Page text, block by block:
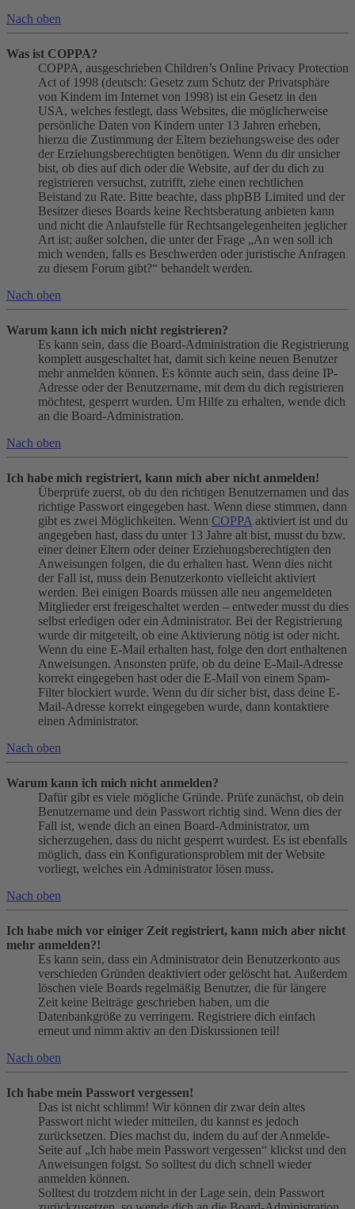
Nach oben
Was ist COPPA?
COPPA, ausgeschrieben Children’s Online Privacy Protection
Act of 1998 (deutsch: Gesetz zum Schutz der Privatsphäre
von Kindern im Internet von 1998) ist ein Gesetz in den
USA, welches festlegt, dass Websites, die möglicherweise
persönliche Daten von Kindern unter 13 Jahren erheben,
hierzu die Zustimmung der Eltern beziehungsweise des oder
der Erziehungsberechtigten benötigen. Wenn du dir unsicher
bist, ob dies auf dich oder die Website, auf der du dich zu
registrieren versuchst, zutrifft, ziehe einen rechtlichen
Beistand zu Rate. Bitte beachte, dass phpBB Limited und der
Besitzer dieses Boards keine Rechtsberatung anbieten kann
und nicht die Anlaufstelle für Rechtsangelegenheiten jeglicher
Art ist; außer solchen, die unter der Frage „An wen soll ich
mich wenden, falls es Beschwerden oder juristische Anfragen
zu diesem Forum gibt?“ behandelt werden.
Nach oben
Warum kann ich mich nicht registrieren?
Es kann sein, dass die Board-Administration die Registrierung
komplett ausgeschaltet hat, damit sich keine neuen Benutzer
mehr anmelden können. Es könnte auch sein, dass deine IP-
Adresse oder der Benutzername, mit dem du dich registrieren
möchtest, gesperrt wurden. Um Hilfe zu erhalten, wende dich
an die Board-Administration.
Nach oben
Ich habe mich registriert, kann mich aber nicht anmelden!
Überprüfe zuerst, ob du den richtigen Benutzernamen und das
richtige Passwort eingegeben hast. Wenn diese stimmen, dann
gibt es zwei Möglichkeiten. Wenn COPPA aktiviert ist und du
angegeben hast, dass du unter 13 Jahre alt bist, musst du bzw.
einer deiner Eltern oder deiner Erziehungsberechtigten den
Anweisungen folgen, die du erhalten hast. Wenn dies nicht
der Fall ist, muss dein Benutzerkonto vielleicht aktiviert
werden. Bei einigen Boards müssen alle neu angemeldeten
Mitglieder erst freigeschaltet werden – entweder musst du dies
selbst erledigen oder ein Administrator. Bei der Registrierung
wurde dir mitgeteilt, ob eine Aktivierung nötig ist oder nicht.
Wenn du eine E-Mail erhalten hast, folge den dort enthaltenen
Anweisungen. Ansonsten prüfe, ob du deine E-Mail-Adresse
korrekt eingegeben hast oder die E-Mail von einem Spam-
Filter blockiert wurde. Wenn du dir sicher bist, dass deine E-
Mail-Adresse korrekt eingegeben wurde, dann kontaktiere
einen Administrator.
Nach oben
Warum kann ich mich nicht anmelden?
Dafür gibt es viele mögliche Gründe. Prüfe zunächst, ob dein
Benutzername und dein Passwort richtig sind. Wenn dies der
Fall ist, wende dich an einen Board-Administrator, um
sicherzugehen, dass du nicht gesperrt wurdest. Es ist ebenfalls
möglich, dass ein Konfigurationsproblem mit der Website
vorliegt, welches ein Administrator lösen muss.
Nach oben
Ich habe mich vor einiger Zeit registriert, kann mich aber nicht
mehr anmelden?!
Es kann sein, dass ein Administrator dein Benutzerkonto aus
verschieden Gründen deaktiviert oder gelöscht hat. Außerdem
löschen viele Boards regelmäßig Benutzer, die für längere
Zeit keine Beiträge geschrieben haben, um die
Datenbankgröße zu verringern. Registriere dich einfach
erneut und nimm aktiv an den Diskussionen teil!
Nach oben
Ich habe mein Passwort vergessen!
Das ist nicht schlimm! Wir können dir zwar dein altes
Passwort nicht wieder mitteilen, du kannst es jedoch
zurücksetzen. Dies machst du, indem du auf der Anmelde-
Seite auf „Ich habe mein Passwort vergessen“ klickst und den
Anweisungen folgst. So solltest du dich schnell wieder
anmelden können.
Solltest du trotzdem nicht in der Lage sein, dein Passwort